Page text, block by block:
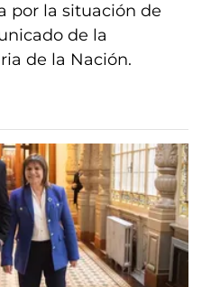
por la situación de
de la
de la Nación.